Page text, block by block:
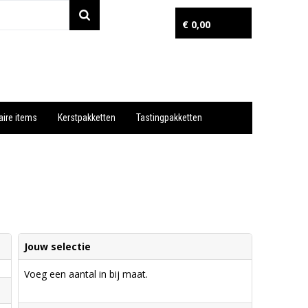
€ 0,00
items Kerstpakketten Tastingpakketten
Jouw selectie
Voeg een aantal in bij maat.